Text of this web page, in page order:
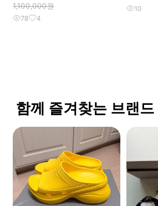
1,100,000원
78 4
10
함께 즐겨찾는 브랜드